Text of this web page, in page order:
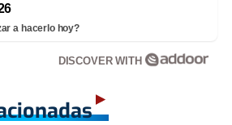
a hacerlo hoy?
DISCOVER WITH